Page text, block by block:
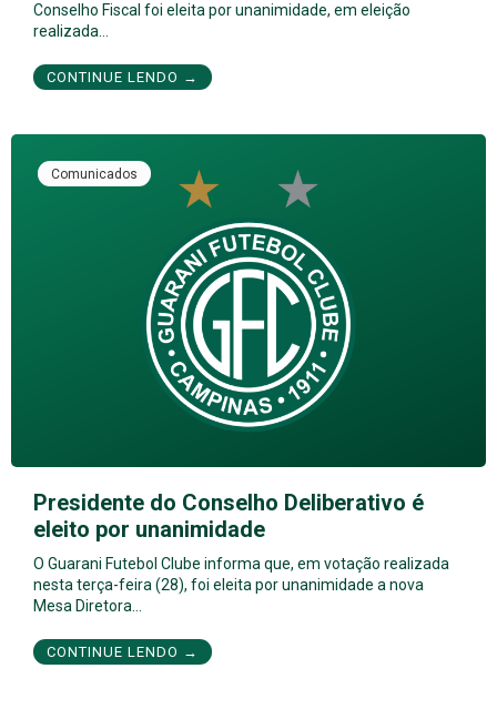
Conselho Fiscal foi eleita por unanimidade, em eleição
realizada…
CONTINUE LENDO →
Comunicados
Presidente do Conselho Deliberativo é
eleito por unanimidade
O Guarani Futebol Clube informa que, em votação realizada
nesta terça-feira (28), foi eleita por unanimidade a nova
Mesa Diretora…
CONTINUE LENDO →